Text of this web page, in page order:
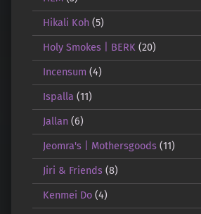
Hikali Koh(5)
Holy Smokes | BERK(20)
Incensum (4)
Ispalla (11)
Jallan(6)
Jeomra's | Mothersgoods(11)
Jiri & Friends(8)
Kenmei Do(4)